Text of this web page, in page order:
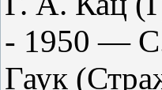
- 1950 —
Гаук